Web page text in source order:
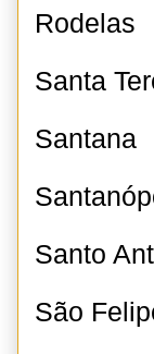
Rodelas
Santa
Santana
Santo
São